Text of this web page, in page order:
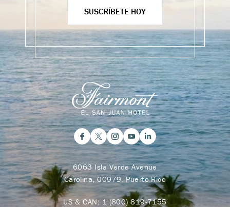
SUSCRÍBETE HOY
6063 Isla Verde Avenue
Carolina, 00979, Puerto Rico
US & CAN: 1 (800) 819-7155